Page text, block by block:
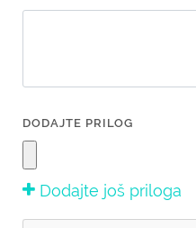
DODAJTE PRILOG
Dodajte još priloga